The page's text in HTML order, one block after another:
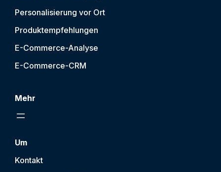
Personalisierung vor Ort
Produktempfehlungen
E-Commerce-Analyse
E-Commerce-CRM
Mehr
Um
Kontakt